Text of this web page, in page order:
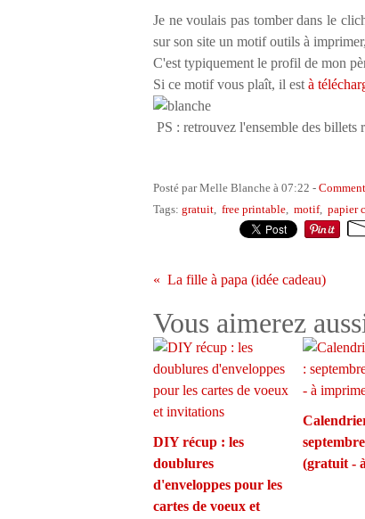
Je ne voulais pas tomber dans le
sur son site un motif outils à
C'est typiquement le profil de mon
Si ce motif vous plaît, il est à
PS : retrouvez l'ensemble des billets
Posté par Melle Blanche à 07:22 -
Tags: gratuit, free printable, motif, papier
La fille à papa (idée cadeau)
Vous aimerez
DIY récup : les
doublures
d'enveloppes pour les
cartes de voeux et
(gratuit -